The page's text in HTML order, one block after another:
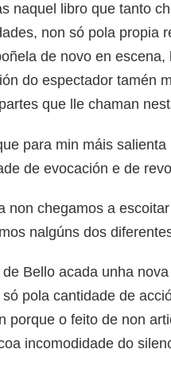
naquel libro que tanto
non só pola propia
de novo en
do espectador tamén
que lle chaman
para min máis
de evocación e de
non chegamos a
nalgúns dos
Bello acada unha
pola cantidade de
porque o feito de non
incomodidade do